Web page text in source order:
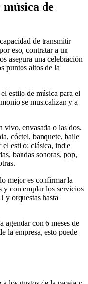
de
de transmitir
eso, contratar a un
asegura una celebración
puntos altos de la
estilo de música para el
se musicalizan y a
vivo, envasada o las dos.
cóctel, banquete, baile
el estilo: clásica, indie
bandas sonoras, pop,
mejor es confirmar la
y contemplar los servicios
y orquestas hasta
agendar con 6 meses de
la empresa, esto puede